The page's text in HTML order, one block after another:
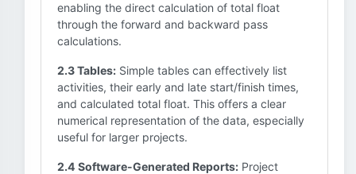
enabling the direct calculation of total float
through the forward and backward pass
calculations.
2.3 Tables: Simple tables can effectively list
activities, their early and late start/finish times,
and calculated total float. This offers a clear
numerical representation of the data, especially
useful for larger projects.
2.4 Software-Generated Reports: Project